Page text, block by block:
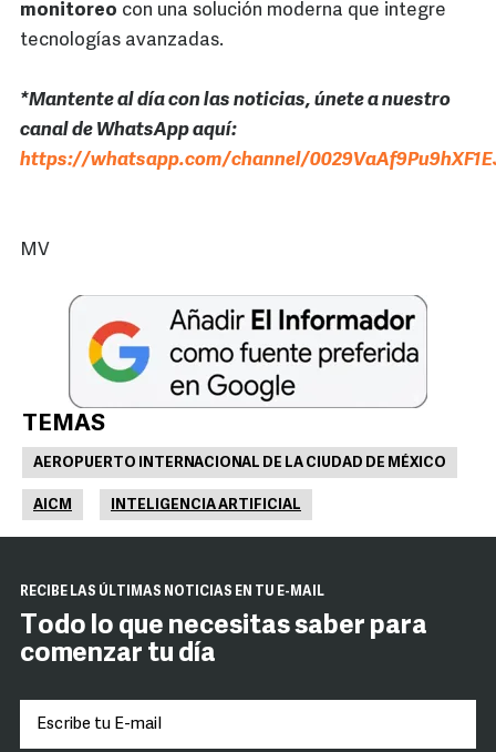
monitoreo con una solución moderna que integre
tecnologías avanzadas.
*Mantente al día con las noticias, únete a nuestro
canal de WhatsApp aquí:
https://whatsapp.com/channel/
MV
TEMAS
AEROPUERTO INTERNACIONAL DE LA CIUDAD DE MÉXICO
AICM INTELIGENCIA ARTIFICIAL
RECIBE LAS ÚLTIMAS NOTICIAS EN TU E-MAIL
Todo lo que necesitas saber para
comenzar tu día